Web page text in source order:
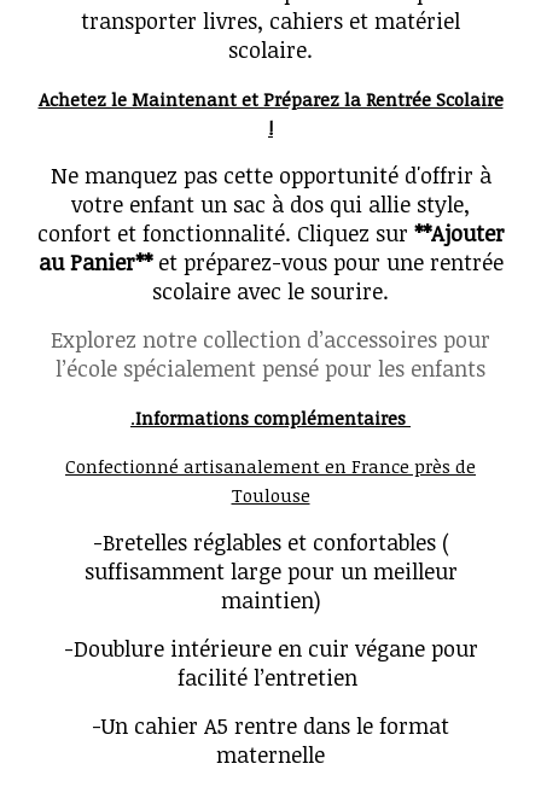
transporter livres, cahiers et matériel
scolaire.
Achetez le Maintenant et Préparez la Rentrée Scolaire
!
Ne manquez pas cette opportunité d'offrir à
votre enfant un sac à dos qui allie style,
confort et fonctionnalité. Cliquez sur **Ajouter
au Panier**et préparez-vous pour une rentrée
scolaire avec le sourire.
Explorez notre collection d’accessoires pour
l’école spécialement pensé pour les enfants
.Informations complémentaires
Confectionné artisanalement en France près de
Toulouse
-Bretelles réglables et confortables (
suffisamment large pour un meilleur
maintien)
-Doublure intérieure en cuir végane pour
facilité l’entretien
-Un cahier A5 rentre dans le format
maternelle